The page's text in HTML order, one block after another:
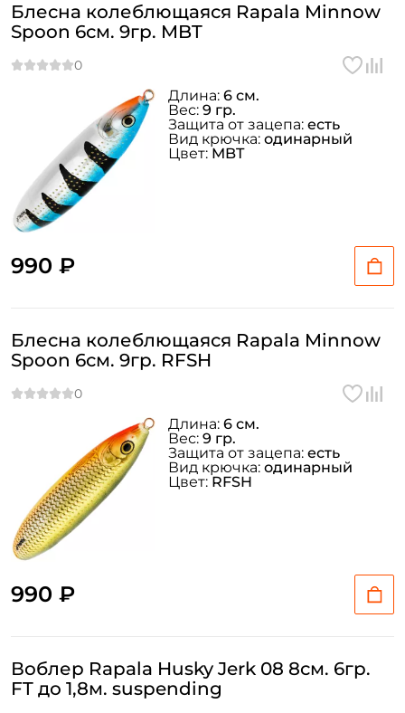
Блесна колеблющаяся Rapala Minnow
Spoon 6см. 9гр. MBT
990 ₽
Длина: 6 см.
Вес: 9 гр.
Защита от зацепа: есть
Вид крючка: одинарный
Цвет: MBT
Блесна колеблющаяся Rapala Minnow
Spoon 6см. 9гр. RFSH
990 ₽
Длина: 6 см.
Вес: 9 гр.
Защита от зацепа: есть
Вид крючка: одинарный
Цвет: RFSH
Воблер Rapala Husky Jerk 08 8см. 6гр.
FT до 1,8м. suspending